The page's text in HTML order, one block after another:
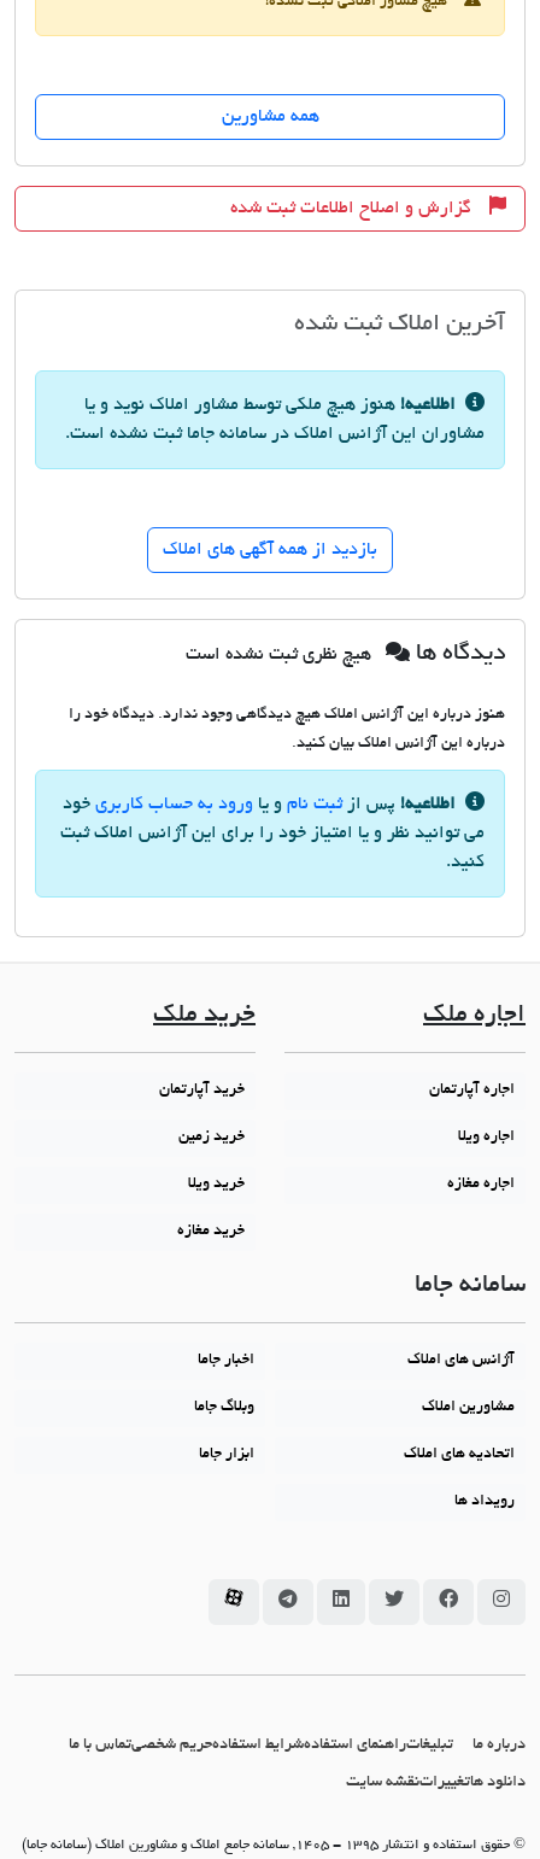
همه مشاورین
گزارش و اصلاح اطلاعات ثبت شده
آخرین املاک ثبت شده
اطلاعیه! هنوز هیچ ملکی توسط مشاور املاک نوید و یا
مشاوران این آژانس املاک در سامانه جاما ثبت نشده است.
بازدید از همه آگهی های املاک
دیدگاه ها هیچ نظری ثبت نشده است
هنوز درباره این آژانس املاک هیچ دیدگاهی وجود ندارد. دیدگاه خود را
درباره این آژانس املاک بیان کنید.
اطلاعیه! پس ازثبت نام و یا ورود به حساب کاربری خود
می توانید نظر و یا امتیاز خود را برای این آژانس املاک ثبت
کنید.
اجاره ملک
اجاره آپارتمان
اجاره ویلا
اجاره مغازه
خرید ملک
خرید آپارتمان
خرید زمین
خرید ویلا
خرید مغازه
سامانه جاما
آژانس های املاک اخبار جاما
مشاورین املاک وبلاگ جاما
اتحادیه های املاک ابزار جاما
رویداد ها
سامانه جاما در اینستاگرام
سامانه جاما در فیسبوک
سامانه جاما در توئیتر
سامانه جاما در لینکداین
سامانه جاما در تلگرام
سامانه جاما در آپارات
درباره ما تبلیغاتراهنمای استفادهشرایط استفادهحریم شخصیتماس با ما
دانلود هاتغییراتنقشه سایت
© حقوق استفاده و انتشار 1395 - 1405, سامانه جامع املاک و مشاورین املاک (سامانه جاما)